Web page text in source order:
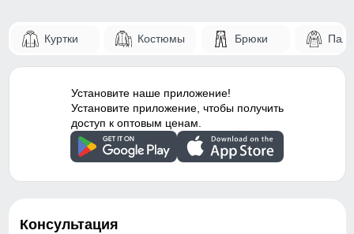
Куртки Костюмы Брюки
Установите наше приложение!
Установите приложение, чтобы получить
доступ к оптовым ценам.
Консультация